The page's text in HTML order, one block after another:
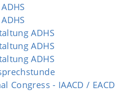
ADHS
ADHS
ADHS
Congress - IAACD / EACD